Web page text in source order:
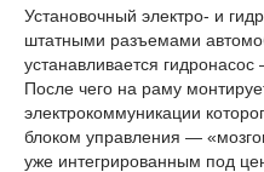
Установочный электро- и
штатными разъемами
устанавливается
После чего на раму
электрокоммуникации
блоком управления —
уже интегрированным под